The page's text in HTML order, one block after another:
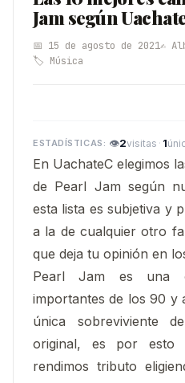
Jam según
📅 15 de agosto de 2021✍️
🏷️ Música
👁2visitas · 1
En UachateC elegimos
de Pearl Jam según
esta lista es subjetiva y
a la de cualquier otro
que deja tu opinión en
Pearl Jam es una
importantes de los 90 y
única sobreviviente
original, es por esto
rendimos tributo